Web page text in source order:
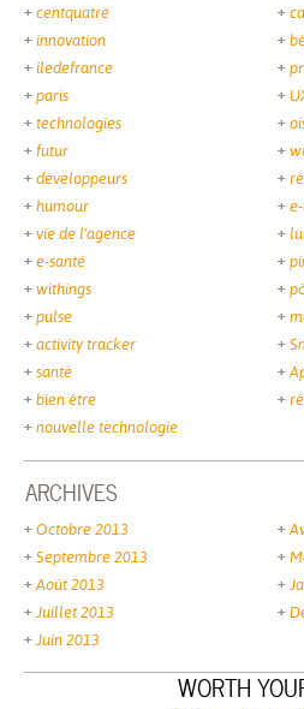
centquatre
innovation
iledefrance
paris
technologies
futur
développeurs
humour
vie de l'agence
e-santé
withings
pulse
activity tracker
santé
bien être
nouvelle technologie
ARCHIVES
Octobre 2013
Septembre 2013
Août 2013
Juillet 2013
Juin 2013
WORTH